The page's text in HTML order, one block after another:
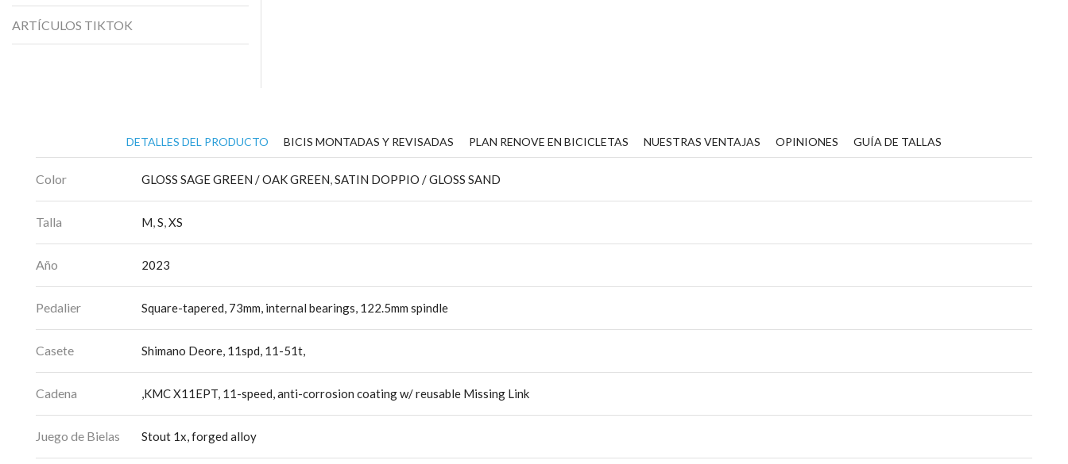
ARTÍCULOS TIKTOK
DETALLES DEL PRODUCTO BICIS MONTADAS Y REVISADAS PLAN RENOVE EN BICICLETAS NUESTRAS VENTAJAS OPINIONES GUÍA DE TALLAS
Color GLOSS SAGE GREEN / OAK GREEN,SATIN DOPPIO / GLOSS SAND
Talla M,S,XS
Año 2023
Pedalier Square-tapered, 73mm, internal bearings, 122.5mm spindle
Casete Shimano Deore, 11spd, 11-51t,
Cadena ,KMC X11EPT, 11-speed, anti-corrosion coating w/ reusable Missing Link
Juego de Bielas Stout 1x, forged alloy